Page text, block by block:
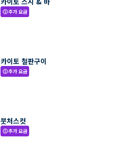
paid추가 요금
카이토 철판구이
paid추가 요금
붓처스컷
paid추가 요금